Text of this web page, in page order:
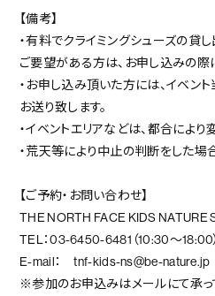
【備考】
・有料でクライミングシューズの貸し
ご要望がある方は、お申し込みの際
・お申し込み頂いた方には、イベン
お送り致します。
・イベントエリアなどは、都合によ
・荒天等により中止の判断をした場
【ご予約・お問い合わせ】
THE NORTH FACE KIDS NATURE
TEL：03-6450-6481（10:30～18:00）
E-mail： tnf-kids-ns@be-nature.jp
※参加のお申込みはメールにて承っ